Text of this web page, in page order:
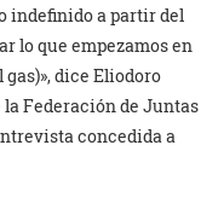
indefinido a partir del
lo que empezamos en
dice Eliodoro
Federación de Juntas
concedida a